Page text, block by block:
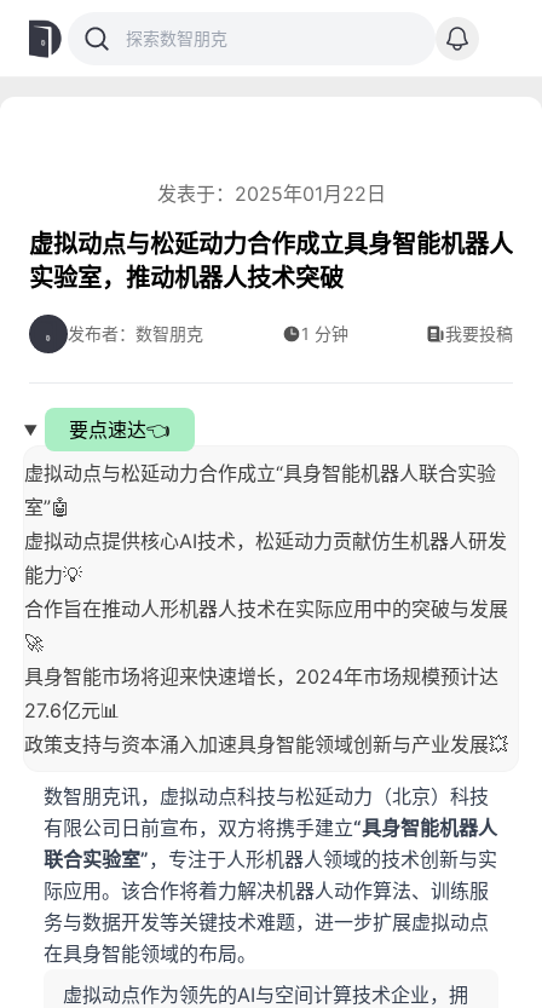
发表于：2025年01月22日
虚拟动点与松延动力合作成立具身智能机器人
实验室，推动机器人技术突破
发布者：数智朋克 1 分钟 我要投稿
要点速达👈
虚拟动点与松延动力合作成立“具身智能机器人联合实验
室”🤖
虚拟动点提供核心AI技术，松延动力贡献仿生机器人研发
能力💡
合作旨在推动人形机器人技术在实际应用中的突破与发展
🚀
具身智能市场将迎来快速增长，2024年市场规模预计达
27.6亿元📊
政策支持与资本涌入加速具身智能领域创新与产业发展💥
数智朋克讯，虚拟动点科技与松延动力（北京）科技
有限公司日前宣布，双方将携手建立“具身智能机器人
联合实验室”，专注于人形机器人领域的技术创新与实
际应用。该合作将着力解决机器人动作算法、训练服
务与数据开发等关键技术难题，进一步扩展虚拟动点
在具身智能领域的布局。
虚拟动点作为领先的AI与空间计算技术企业，拥